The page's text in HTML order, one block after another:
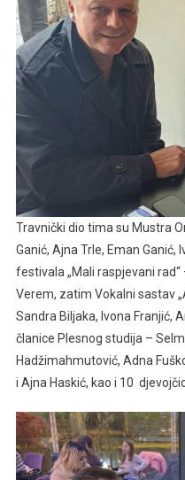
Travnički dio tima su Mustra
Ganić, Ajna Trle, Eman Ganić,
festivala „Mali raspjevani
Verem, zatim Vokalni sastav
Sandra Biljaka, Ivona Franjić,
članice Plesnog studija –
Hadžimahmutović, Adna
i Ajna Haskić, kao i 10